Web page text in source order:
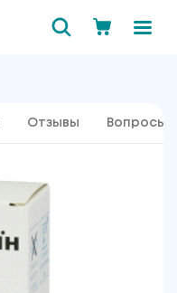
Отзывы Вопросы